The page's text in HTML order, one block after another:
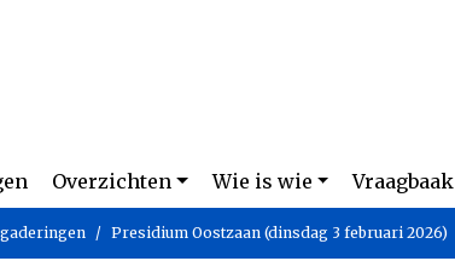
Overzichten Wie is wie Vraagbaak
Presidium Oostzaan (dinsdag 3 februari 2026)